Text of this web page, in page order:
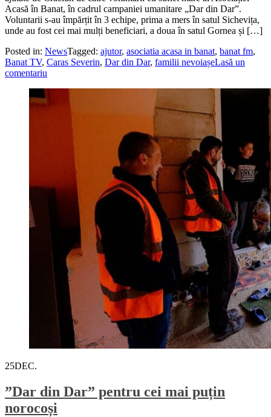
Acasă în Banat, în cadrul campaniei umanitare „Dar din Dar”.
Voluntarii s-au împărțit în 3 echipe, prima a mers în satul Sichevița,
unde au fost cei mai mulți beneficiari, a doua în satul Gornea și […]
Posted in: NewsTagged: ajutor, asociatia acasa in banat, banat fm,
Banat TV, Caras Severin, Dar din Dar, familii nevoiașeLasă un
comentariu
25DEC.
”Dar din Dar” pentru cei mai puțin
norocoși